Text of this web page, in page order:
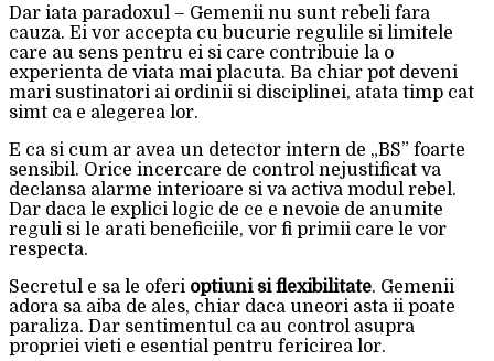
Dar iata paradoxul – Gemenii nu sunt rebeli fara
cauza. Ei vor accepta cu bucurie regulile si limitele
care au sens pentru ei si care contribuie la o
experienta de viata mai placuta. Ba chiar pot deveni
mari sustinatori ai ordinii si disciplinei, atata timp cat
simt ca e alegerea lor.
E ca si cum ar avea un detector intern de „BS” foarte
sensibil. Orice incercare de control nejustificat va
declansa alarme interioare si va activa modul rebel.
Dar daca le explici logic de ce e nevoie de anumite
reguli si le arati beneficiile, vor fi primii care le vor
respecta.
Secretul e sa le oferi optiuni si flexibilitate. Gemenii
adora sa aiba de ales, chiar daca uneori asta ii poate
paraliza. Dar sentimentul ca au control asupra
propriei vieti e esential pentru fericirea lor.